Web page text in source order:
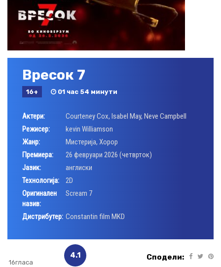
Вресок 7
16+ 01 час 54 минути
Актери: Courteney Cox, Isabel May, Neve Campbell
Режисер:
kevin Williamson
Жанр:
Мистерија, Хорор
Премиера:
26 февруари 2026 (четврток)
Јазик:
англиски
Технологија:
2D
Оригинален
назив:
Scream 7
Дистрибутер: Constantin film MKD
16гласа
4.1 Сподели: